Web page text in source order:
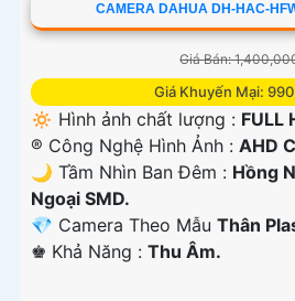
CAMERA DAHUA DH-HAC-
Giá Bán:
Giá Khuyến Mại:
🔅 Hình ảnh chất lượng : FULL
®️ Công Nghệ Hình Ảnh : AHD
🌙 Tầm Nhìn Ban Đêm : Hồng
Ngoại SMD.
💎 Camera Theo Mẫu Thân
️♚ Khả Năng : Thu Âm.